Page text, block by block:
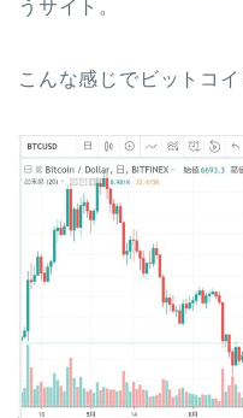
うサイト。
こんな感じでビットコ